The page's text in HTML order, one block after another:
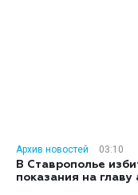
Архив новостей
03:10
В Ставрополье
показания на